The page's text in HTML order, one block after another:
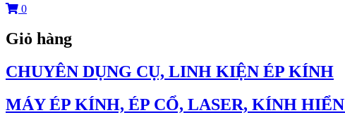
0
Giỏ hàng
CHUYÊN DỤNG CỤ, LINH KIỆN ÉP KÍNH
MÁY ÉP KÍNH, ÉP CỔ, LASER, KÍNH